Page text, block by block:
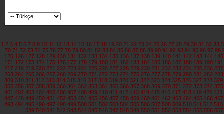
1 2 3 4 5 6 7 8 9 10 11 12 13 14 15 16 17 18 19 20 21 22 23 24 25 26 27 28 29 30 31 32 33
70 71 72 73 74 75 76 77 78 79 80 81 82 83 84 85 86 87 88 89 90 91 92 93 94 95 96 97 98
125 126 127 128 129 130 131 132 133 134 135 136 137 138 139 140 141 142 143 144 145
171 172 173 174 175 176 177 178 179 180 181 182 183 184 185 186 187 188 189 190 191
217 218 219 220 221 222 223 224 225 226 227 228 229 230 231 232 233 234 235 236 237
263 264 265 266 267 268 269 270 271 272 273 274 275 276 277 278 279 280 281 282 283
309 310 311 312 313 314 315 316 317 318 319 320 321 322 323 324 325 326 327 328 329
355 356 357 358 359 360 361 362 363 364 365 366 367 368 369 370 371 372 373 374 375
401 402 403 404 405 406 407 408 409 410 411 412 413 414 415 416 417 418 419 420 421
447 448 449 450 451 452 453 454 455 456 457 458 459 460 461 462 463 464 465 466 467
493 494 495 496 497 498 499 500 501 502 503 504 505 506 507 508 509 510 511 512 513
539 540 541 542 543 544 545 546 547 548 549 550 551 552 553 554 555 556 557